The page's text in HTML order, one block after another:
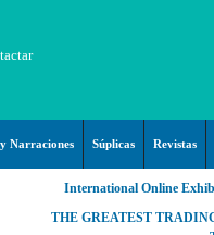
Revistas
Súplicas
Narraciones
International Online
THE GREATEST